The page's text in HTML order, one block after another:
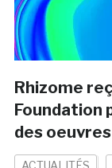
Rhizome
Foundation
des